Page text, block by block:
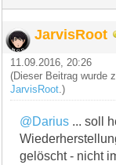
JarvisRoot
11.09.2016, 20:26
(Dieser Beitrag wurde
JarvisRoot .)
@Darius ... soll
gelöscht - nicht